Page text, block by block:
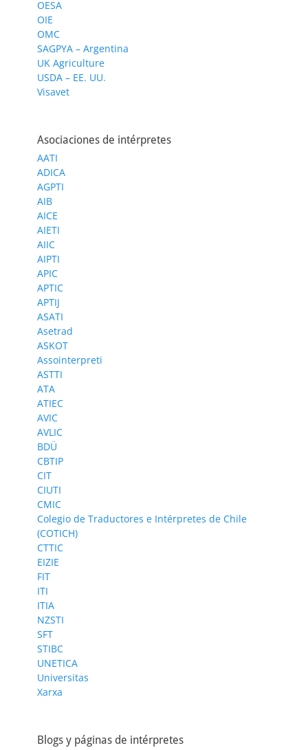
OESA
OIE
OMC
SAGPYA – Argentina
UK Agriculture
USDA – EE. UU.
Visavet
Asociaciones de intérpretes
AATI
ADICA
AGPTI
AIB
AICE
AIETI
AIIC
AIPTI
APIC
APTIC
APTIJ
ASATI
Asetrad
ASKOT
Assointerpreti
ASTTI
ATA
ATIEC
AVIC
AVLIC
BDÜ
CBTIP
CIT
CIUTI
CMIC
Colegio de Traductores e Intérpretes de Chile
(COTICH)
CTTIC
EIZIE
FIT
ITI
ITIA
NZSTI
SFT
STIBC
UNETICA
Universitas
Xarxa
Blogs y páginas de intérpretes